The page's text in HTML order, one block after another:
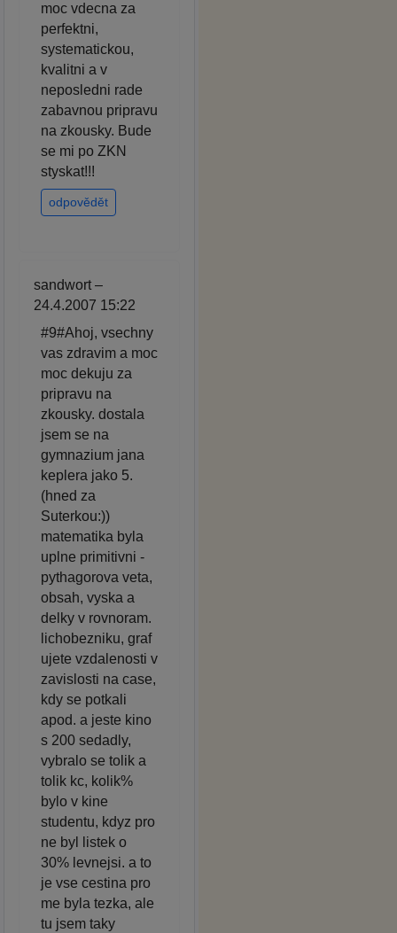
moc vdecna za
perfektni,
systematickou,
kvalitni a v
neposledni rade
zabavnou pripravu
na zkousky. Bude
se mi po ZKN
styskat!!!
odpovědět
sandwort –
24.4.2007 15:22
#9#Ahoj, vsechny
vas zdravim a moc
moc dekuju za
pripravu na
zkousky. dostala
jsem se na
gymnazium jana
keplera jako 5.
(hned za
Suterkou:))
matematika byla
uplne primitivni -
pythagorova veta,
obsah, vyska a
delky v rovnoram.
lichobezniku, graf
ujete vzdalenosti v
zavislosti na case,
kdy se potkali
apod. a jeste kino
s 200 sedadly,
vybralo se tolik a
tolik kc, kolik%
bylo v kine
studentu, kdyz pro
ne byl listek o
30% levnejsi. a to
je vse cestina pro
me byla tezka, ale
tu jsem taky